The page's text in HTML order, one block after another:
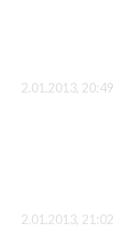
2.01.2013, 20:49
2.01.2013, 21:02